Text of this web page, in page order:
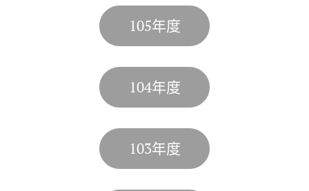
105年度
104年度
103年度